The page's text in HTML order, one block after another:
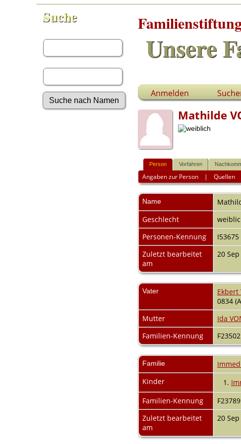
Suche
Unsere
Anmelden
Mathilde
Person Vorfahren
Angaben zur Person |Quellen
Name
Geschlecht
Personen-Kennung
I53675
Zuletzt bearbeitet
am
20
Vater Ekbert
0834
Mutter
Ida
Familien-Kennung
F23502
Familie
Kinder
1.
Familien-Kennung
F23789
Zuletzt bearbeitet
am
20